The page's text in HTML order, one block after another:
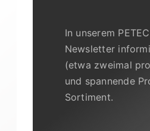
In unserem
Newsletter
(etwa zweimal
und spannende
Sortiment.